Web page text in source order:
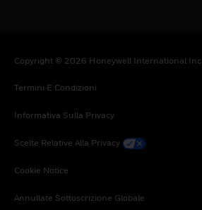
Copyright © 2026 Honeywell International Inc
Termini E Condizioni
Informativa Sulla Privacy
Scelte Relative Alla Privacy
Cookie Notice
Annullate Sottoscrizione Globale